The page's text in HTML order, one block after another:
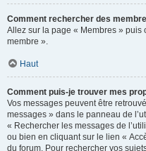
Comment rechercher des
Allez sur la page « Membres »
membre ».
Haut
Comment puis-je trouver mes
Vos messages peuvent être
messages » dans le panneau de
« Rechercher les messages de
ou bien en cliquant sur le lien «
du forum. Pour rechercher vos